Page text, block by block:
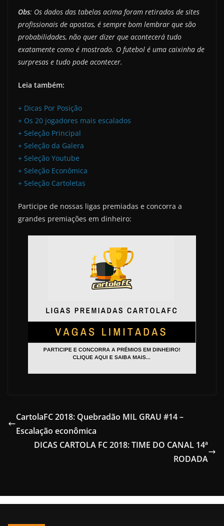
Obs: Os dados das tabelas acima foram retirados de sites
profissionais de apostas, é sempre bom lembrar que são
probabilidades, não quer dizer que acontecerá tudo
exatamente como é mostrado. O futebol é uma caixinha de
surpresas e tudo pode acontecer.
Leia também:
+ Dicas Por Posição
+ Os 20 jogadores mais escalados
+ Seleção Principal
+ Seleção da Galera
+ Seleção Youtube
+ Seleção Econômica
+ Seleção Cartoletas
Participe de nossas ligas premiadas e concorra a
grandes premiações em dinheiro:
CartolaFC 2018: Quebradão MIL GRAU #14 –
Escalação econômica
DICAS CARTOLA FC 2018: TIME DO CANAL 14ª
RODADA